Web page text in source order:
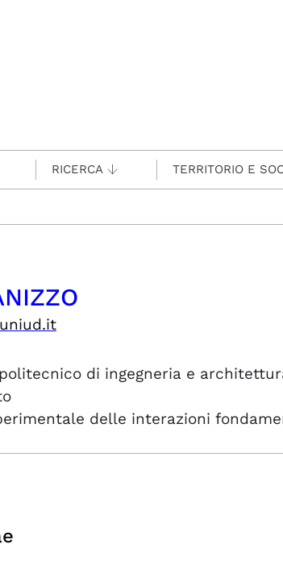
RICERCA TERRITORIO E
di ingegneria e
delle interazioni